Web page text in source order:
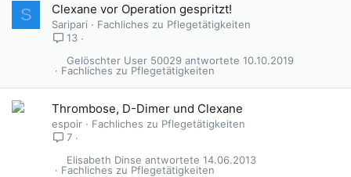
S Clexane vor Operation gespritzt!
Saripari
Fachliches zu Pflegetätigkeiten
13
Fachliches zu Pflegetätigkeiten
10.10.2019
Gelöschter User 50029
Thrombose, D-Dimer und Clexane
espoir
Fachliches zu Pflegetätigkeiten
7
Fachliches zu Pflegetätigkeiten
14.06.2013
Elisabeth Dinse